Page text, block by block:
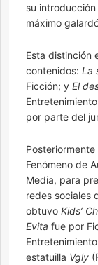
su
máximo
Esta distinción
contenidos: La
Ficción; y El
por parte del
Fenómeno de
Media, para
redes sociales
obtuvo Kids’
Evita fue por
estatuilla Vgly